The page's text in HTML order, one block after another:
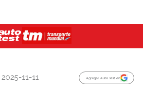
2025-11-11 Agregar Auto Test en